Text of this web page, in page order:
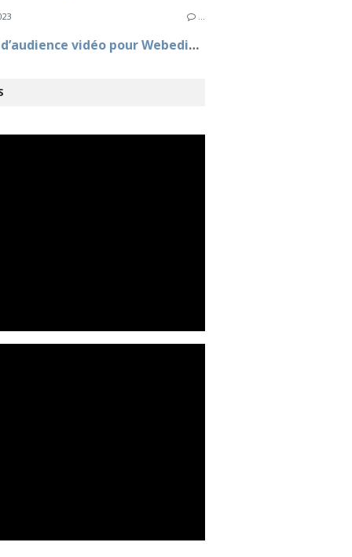
…
Record d’audience vidéo pour Webedia selon médiamétrie/netratings